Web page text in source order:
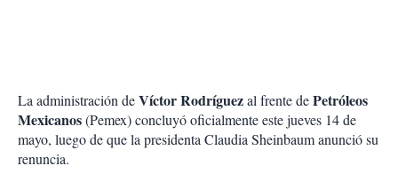
La administración deVíctor Rodríguezal frente dePetróleos
Mexicanos(Pemex) concluyó oficialmente este jueves 14 de
mayo, luego de que la presidenta Claudia Sheinbaum anunció su
renuncia.